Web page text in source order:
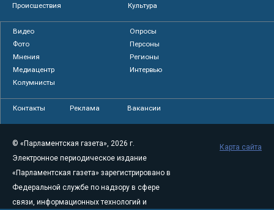
Происшествия
Культура
Видео
Опросы
Фото
Персоны
Мнения
Регионы
Медиацентр
Интервью
Колумнисты
Контакты Реклама Вакансии
© «Парламентская газета», 2026 г.
Электронное периодическое издание
«Парламентская газета» зарегистрировано в
Федеральной службе по надзору в сфере
связи, информационных технологий и
Карта сайта